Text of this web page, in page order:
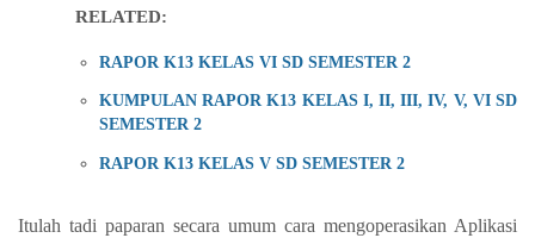
RELATED:
RAPOR K13 KELAS VI SD SEMESTER 2
KUMPULAN RAPOR K13 KELAS I, II, III, IV, V, VI SD
SEMESTER 2
RAPOR K13 KELAS V SD SEMESTER 2
Itulah tadi paparan secara umum cara mengoperasikan Aplikasi